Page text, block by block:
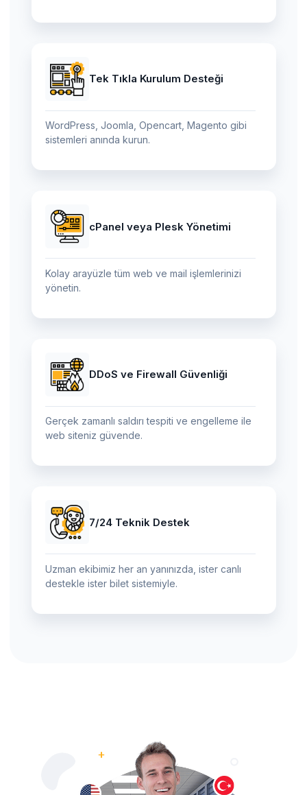
Tek Tıkla Kurulum Desteği
WordPress, Joomla, Opencart, Magento gibi
sistemleri anında kurun.
cPanel veya Plesk Yönetimi
Kolay arayüzle tüm web ve mail işlemlerinizi
yönetin.
DDoS ve Firewall Güvenliği
Gerçek zamanlı saldırı tespiti ve engelleme ile
web siteniz güvende.
7/24 Teknik Destek
Uzman ekibimiz her an yanınızda, ister canlı
destekle ister bilet sistemiyle.